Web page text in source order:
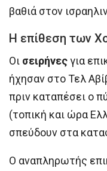
βαθιά στον
Η επίθεση των
Οι σειρήνεςγια
ήχησαν στο Τελ
πριν καταπέσει ο
(τοπική και ώρα
σπεύδουν στα
Ο αναπληρωτής